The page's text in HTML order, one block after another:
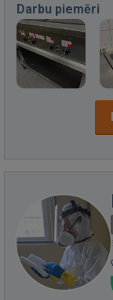
Darbu piemēri